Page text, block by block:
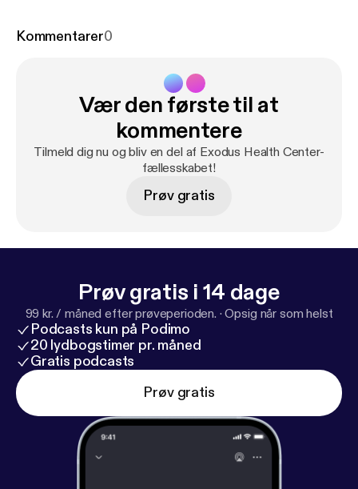
Kommentarer0
Vær den første til at
kommentere
Tilmeld dig nu og bliv en del af Exodus Health Center-
fællesskabet!
Prøv gratis
Prøv gratis i 14 dage
99 kr. / måned efter prøveperioden. ·Opsig når som helst
Podcasts kun på Podimo
20 lydbogstimer pr. måned
Gratis podcasts
Prøv gratis